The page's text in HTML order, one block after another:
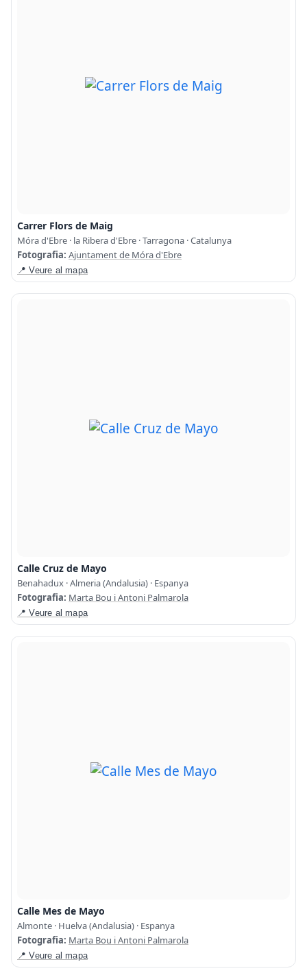
Carrer Flors de Maig
Móra d'Ebre · la Ribera d'Ebre · Tarragona · Catalunya
Fotografia: Ajuntament de Móra d'Ebre
📍 Veure al mapa
Calle Cruz de Mayo
Benahadux · Almeria (Andalusia) · Espanya
Fotografia: Marta Bou i Antoni Palmarola
📍 Veure al mapa
Calle Mes de Mayo
Almonte · Huelva (Andalusia) · Espanya
Fotografia: Marta Bou i Antoni Palmarola
📍 Veure al mapa